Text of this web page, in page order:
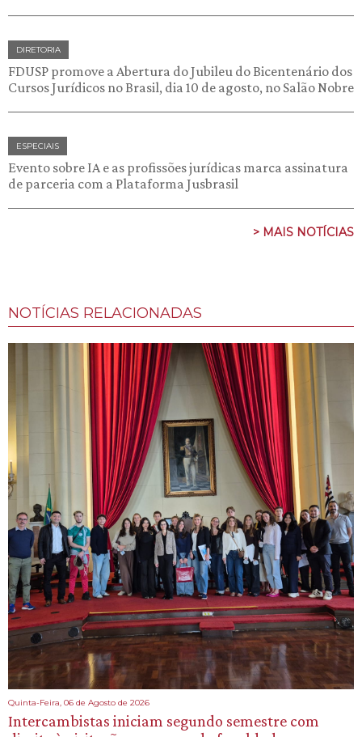
DIRETORIA
FDUSP promove a Abertura do Jubileu do Bicentenário dos
Cursos Jurídicos no Brasil, dia 10 de agosto, no Salão Nobre
ESPECIAIS
Evento sobre IA e as profissões jurídicas marca assinatura
de parceria com a Plataforma Jusbrasil
> MAIS NOTÍCIAS
NOTÍCIAS RELACIONADAS
Quinta-Feira, 06 de Agosto de 2026
Intercambistas iniciam segundo semestre com